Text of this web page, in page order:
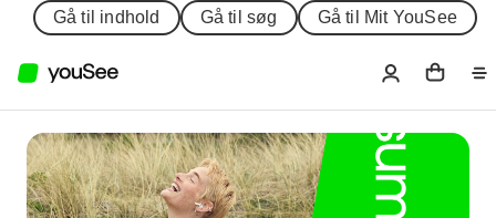
Gå til indhold Gå til søg Gå til Mit YouSee